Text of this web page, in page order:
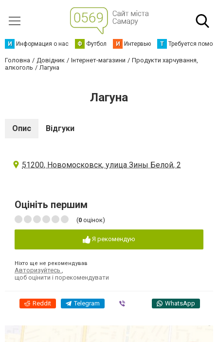
И Информация о нас Ф Футбол И Интервью Т Требуется
Головна Довідник Інтернет-магазини
Продукти харчування,
алкоголь
Лагуна
Лагуна
Опис Відгуки
51200, Новомосковск, улица Зины Белой, 2
Оцініть першим
(0 оцінок)
Я рекомендую
Ніхто ще не рекомендував
Авторизуйтесь
щоб оцінити і порекомендувати
Reddit Telegram WhatsApp